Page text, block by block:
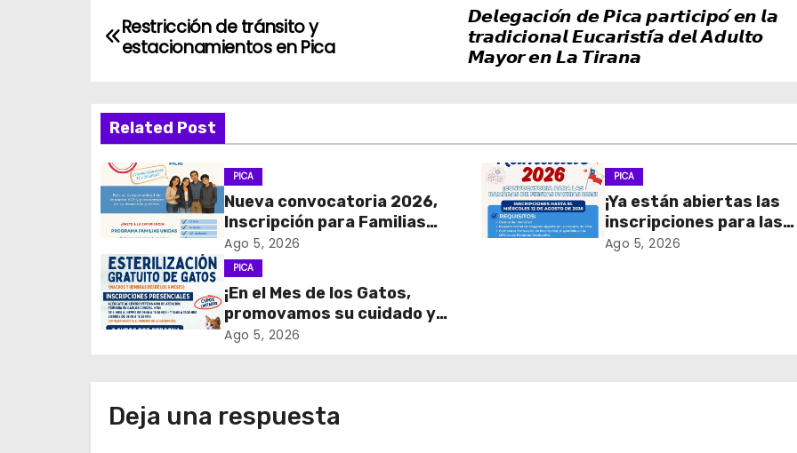
N
e
g
a
c
i
ó
e
𝘿𝙚𝙡𝙚𝙜𝙖𝙘𝙞𝙤́𝙣 𝙙𝙚 𝙋𝙞𝙘𝙖 𝙥𝙖𝙧𝙩𝙞𝙘𝙞𝙥𝙤́ 𝙚𝙣 𝙡𝙖
𝙩𝙧𝙖𝙙𝙞𝙘𝙞𝙤𝙣𝙖𝙡 𝙀𝙪𝙘𝙖𝙧𝙞𝙨𝙩𝙞́𝙖 𝙙𝙚𝙡 𝘼𝙙𝙪𝙡𝙩𝙤
𝙈𝙖𝙮𝙤𝙧 𝙚𝙣 𝙇𝙖 𝙏𝙞𝙧𝙖𝙣𝙖
Restricción de tránsito y
estacionamientos en Pica
Related Post
PICA
Nueva convocatoria 2026,
Inscripción para Familias
Unidas
Ago 5, 2026
PICA
¡Ya están abiertas las
inscripciones para las
Ramadas de Fiestas
Ago 5, 2026
PICA
¡En el Mes de los Gatos,
promovamos su cuidado y
tenencia responsable!
Ago 5, 2026
Deja una respuesta